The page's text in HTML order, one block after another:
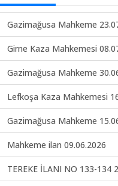
Gazimağusa Mahkeme
Girne Kaza Mahkemesi
Gazimağusa Mahkeme
Lefkoşa Kaza Mahkemesi
Gazimağusa Mahkeme
Mahkeme ilan 09.06.2026
TEREKE İLANI NO 133-134